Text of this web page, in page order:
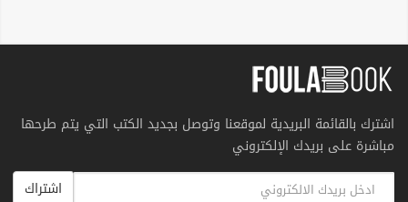
اشترك بالقائمة البريدية لموقعنا وتوصل بجديد الكتب التي يتم طرحها
مباشرة على بريدك الإلكتروني
اشتراك